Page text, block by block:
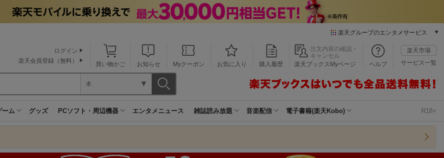
楽天グループのエンタメサービス
本/ゲーム/CD/DVD
楽天ブックス
楽天Kobo
買い物かご お知らせ Myクーポン お気に入り 購入履歴
注文内容の確認・
キャンセル
楽天ブックスMyページ
ヘルプ
楽天市場
サービス一覧
ログイン
楽天会員登録（無料）
本
ーム グッズ PCソフト・周辺機器 エンタメニュース 雑誌読み放題 音楽配信 電子書籍(楽天Kobo) R18+